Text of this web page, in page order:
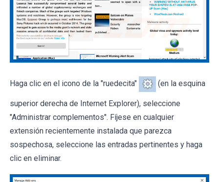
Haga clic en el icono de la "ruedecita" (en la esquina
superior derecha de Internet Explorer), seleccione
"Administrar complementos". Fíjese en cualquier
extensión recientemente instalada que parezca
sospechosa, seleccione las entradas pertinentes y haga
clic en eliminar.